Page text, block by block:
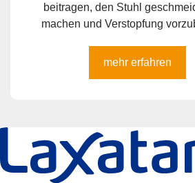
beitragen, den Stuhl
machen und Verstopfung
mehr erfahren